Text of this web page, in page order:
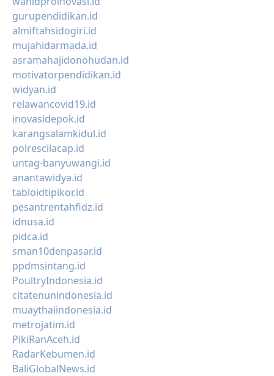
gurupendidikan.id
almiftahsidogiri.id
mujahidarmada.id
asramahajidonohudan.id
motivatorpendidikan.id
widyan.id
relawancovid19.id
inovasidepok.id
karangsalamkidul.id
polrescilacap.id
untag-banyuwangi.id
anantawidya.id
tabloidtipikor.id
pesantrentahfidz.id
idnusa.id
pidca.id
sman10denpasar.id
ppdmsintang.id
PoultryIndonesia.id
citatenunindonesia.id
muaythaiindonesia.id
metrojatim.id
PikiRanAceh.id
RadarKebumen.id
BaliGlobalNews.id